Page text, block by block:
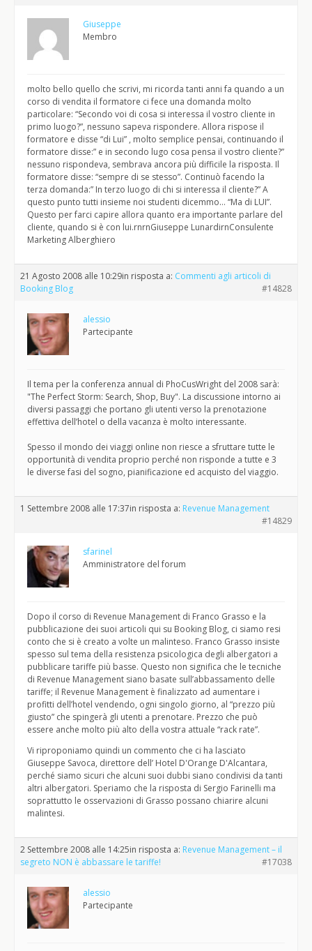
Giuseppe
Membro
molto bello quello che scrivi, mi ricorda tanti anni fa quando a un
corso di vendita il formatore ci fece una domanda molto
particolare: “Secondo voi di cosa si interessa il vostro cliente in
primo luogo?”, nessuno sapeva rispondere. Allora rispose il
formatore e disse “di Lui” , molto semplice pensai, continuando il
formatore disse:” e in secondo lugo cosa pensa il vostro cliente?”
nessuno rispondeva, sembrava ancora più difficile la risposta. Il
formatore disse: “sempre di se stesso”. Continuò facendo la
terza domanda:” In terzo luogo di chi si interessa il cliente?” A
questo punto tutti insieme noi studenti dicemmo… “Ma di LUI”.
Questo per farci capire allora quanto era importante parlare del
cliente, quando si è con lui.rnrnGiuseppe LunardirnConsulente
Marketing Alberghiero
21 Agosto 2008 alle 10:29in risposta a: Commenti agli articoli di
Booking Blog
#14828
alessio
Partecipante
Il tema per la conferenza annual di PhoCusWright del 2008 sarà:
"The Perfect Storm: Search, Shop, Buy". La discussione intorno ai
diversi passaggi che portano gli utenti verso la prenotazione
effettiva dell’hotel o della vacanza è molto interessante.
Spesso il mondo dei viaggi online non riesce a sfruttare tutte le
opportunità di vendita proprio perché non risponde a tutte e 3
le diverse fasi del sogno, pianificazione ed acquisto del viaggio.
1 Settembre 2008 alle 17:37in risposta a: Revenue Management
#14829
sfarinel
Amministratore del forum
Dopo il corso di Revenue Management di Franco Grasso e la
pubblicazione dei suoi articoli qui su Booking Blog, ci siamo resi
conto che si è creato a volte un malinteso. Franco Grasso insiste
spesso sul tema della resistenza psicologica degli albergatori a
pubblicare tariffe più basse. Questo non significa che le tecniche
di Revenue Management siano basate sull’abbassamento delle
tariffe; il Revenue Management è finalizzato ad aumentare i
profitti dell’hotel vendendo, ogni singolo giorno, al “prezzo più
giusto” che spingerà gli utenti a prenotare. Prezzo che può
essere anche molto più alto della vostra attuale “rack rate”.
Vi riproponiamo quindi un commento che ci ha lasciato
Giuseppe Savoca, direttore dell’ Hotel D'Orange D'Alcantara,
perché siamo sicuri che alcuni suoi dubbi siano condivisi da tanti
altri albergatori. Speriamo che la risposta di Sergio Farinelli ma
soprattutto le osservazioni di Grasso possano chiarire alcuni
malintesi.
2 Settembre 2008 alle 14:25in risposta a: Revenue Management – il
segreto NON è abbassare le tariffe!
#17038
alessio
Partecipante